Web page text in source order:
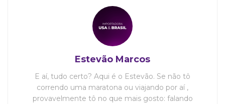
Estevão Marcos
E aí, tudo certo? Aqui é o Estevão. Se não tô
correndo uma maratona ou viajando por aí ,
provavelmente tô no que mais gosto: falando